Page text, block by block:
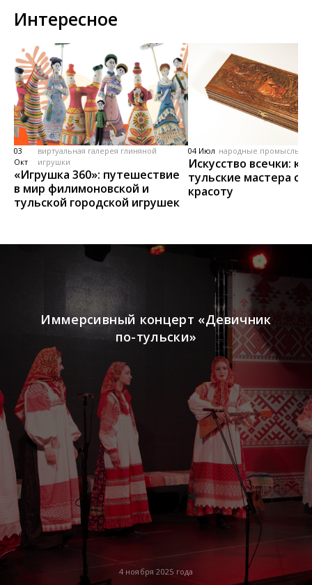
Интересное
03
Окт
виртуальная галерея глиняной
игрушки
«Игрушка 360»: путешествие
в мир филимоновской и
тульской городской игрушек
04 Июл народные промыслы,
Искусство всечки: как
тульские мастера
красоту
4 ноября 2025 года
Иммерсивный концерт «Девичник
по-тульски»